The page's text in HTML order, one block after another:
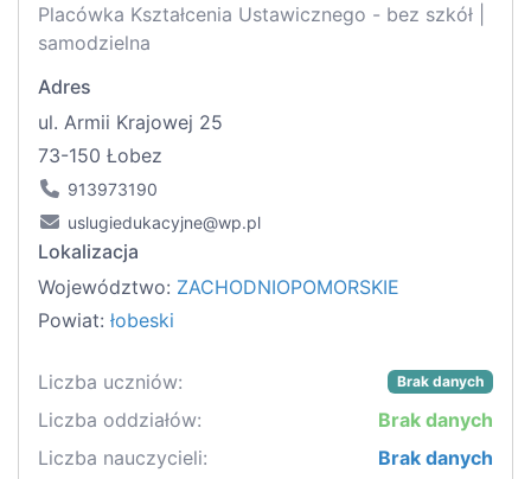
Placówka Kształcenia Ustawicznego - bez szkół |
samodzielna
Adres
ul. Armii Krajowej 25
73-150 Łobez
913973190
uslugiedukacyjne@wp.pl
Lokalizacja
Województwo: ZACHODNIOPOMORSKIE
Powiat: łobeski
Liczba uczniów: Brak danych
Liczba oddziałów:
Brak danych
Liczba nauczycieli:
Brak danych